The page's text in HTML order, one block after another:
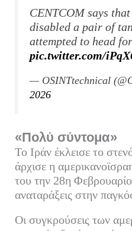
CENTCOM says
disabled a pair of
attempted to head
pic.twitter.com/
— OSINTtechnical
2026
«Πολύ σύντομα»
Το Ιράν έκλεισε το
άρχισε η
του την 28η
αναταράξεις στην
Οι συγκρούσεις των